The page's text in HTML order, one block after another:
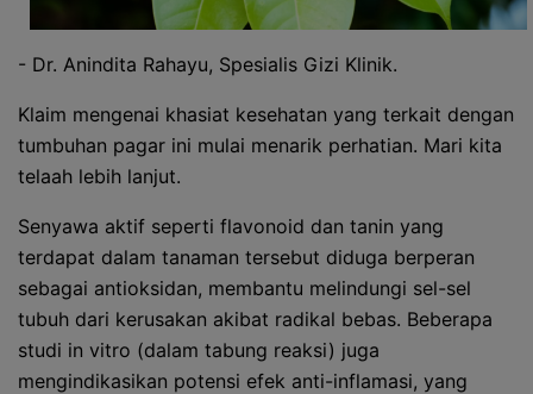
- Dr. Anindita Rahayu, Spesialis Gizi Klinik.
Klaim mengenai khasiat kesehatan yang terkait dengan
tumbuhan pagar ini mulai menarik perhatian. Mari kita
telaah lebih lanjut.
Senyawa aktif seperti flavonoid dan tanin yang
terdapat dalam tanaman tersebut diduga berperan
sebagai antioksidan, membantu melindungi sel-sel
tubuh dari kerusakan akibat radikal bebas. Beberapa
studi in vitro (dalam tabung reaksi) juga
mengindikasikan potensi efek anti-inflamasi, yang